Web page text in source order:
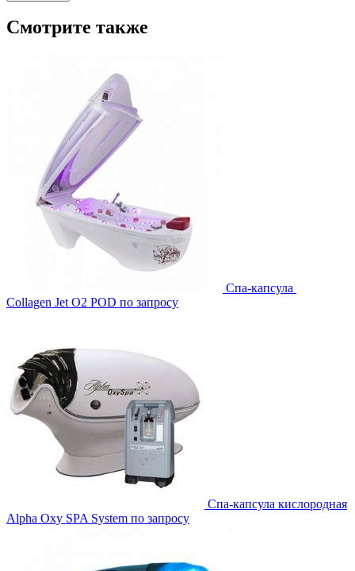
Смотрите также
Спа-капсула
Collagen Jet O2 POD по запросу
Спа-капсула кислородная
Alpha Oxy SPA System по запросу